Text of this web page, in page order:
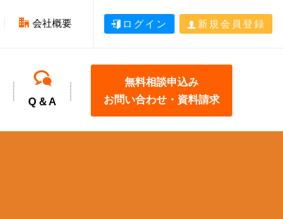
会社概要 ログイン 新規会員登録
Q＆A
無料相談申込み
お問い合わせ・資料請求